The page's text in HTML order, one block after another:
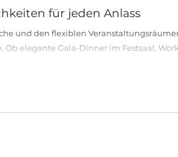
für jeden Anlass
und den flexiblen
Ob elegante Gala-Dinner im Festsaal,
den charmanten Flair eines
die Ihre Veranstaltung zu einem